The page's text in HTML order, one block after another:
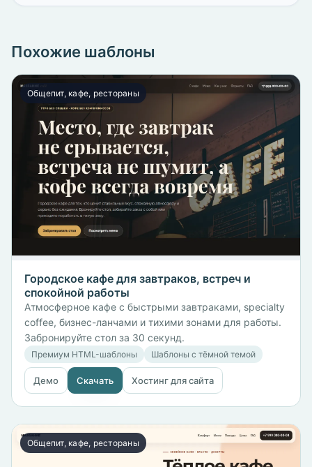
Похожие шаблоны
Общепит, кафе, рестораны
Городское кафе для завтраков, встреч и
спокойной работы
Атмосферное кафе с быстрыми завтраками, specialty
coffee, бизнес-ланчами и тихими зонами для работы.
Забронируйте стол за 30 секунд.
Премиум HTML-шаблоны Шаблоны с тёмной темой
Демо Скачать Хостинг для сайта
Общепит, кафе, рестораны